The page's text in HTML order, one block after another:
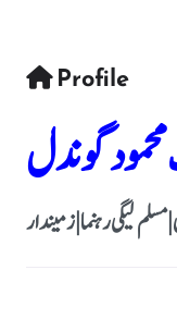
Profile
گوندل
لیگی رہنما | زمیندار